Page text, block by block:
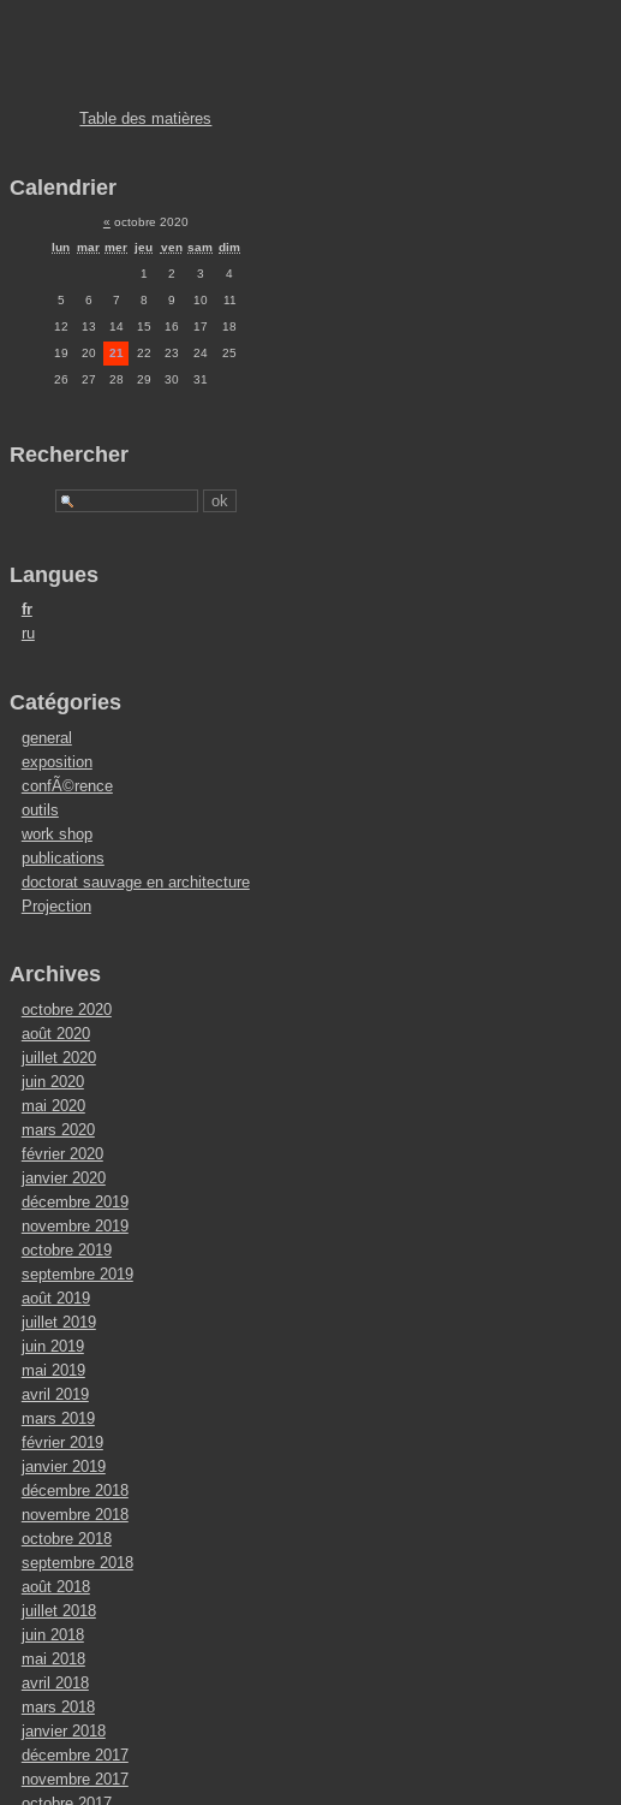
Table des matières
Calendrier
« octobre 2020
lun mar mer jeu ven sam dim
1
2 3
4
5
6 7 8 9 10
11
12
13 14 15 16 17
18
19
20 21 22 23 24
25
26
27 28 29 30 31
Rechercher
Langues
fr
ru
Catégories
general
exposition
confÃ©rence
outils
work shop
publications
doctorat sauvage en architecture
Projection
Archives
octobre 2020
août 2020
juillet 2020
juin 2020
mai 2020
mars 2020
février 2020
janvier 2020
décembre 2019
novembre 2019
octobre 2019
septembre 2019
août 2019
juillet 2019
juin 2019
mai 2019
avril 2019
mars 2019
février 2019
janvier 2019
décembre 2018
novembre 2018
octobre 2018
septembre 2018
août 2018
juillet 2018
juin 2018
mai 2018
avril 2018
mars 2018
janvier 2018
décembre 2017
novembre 2017